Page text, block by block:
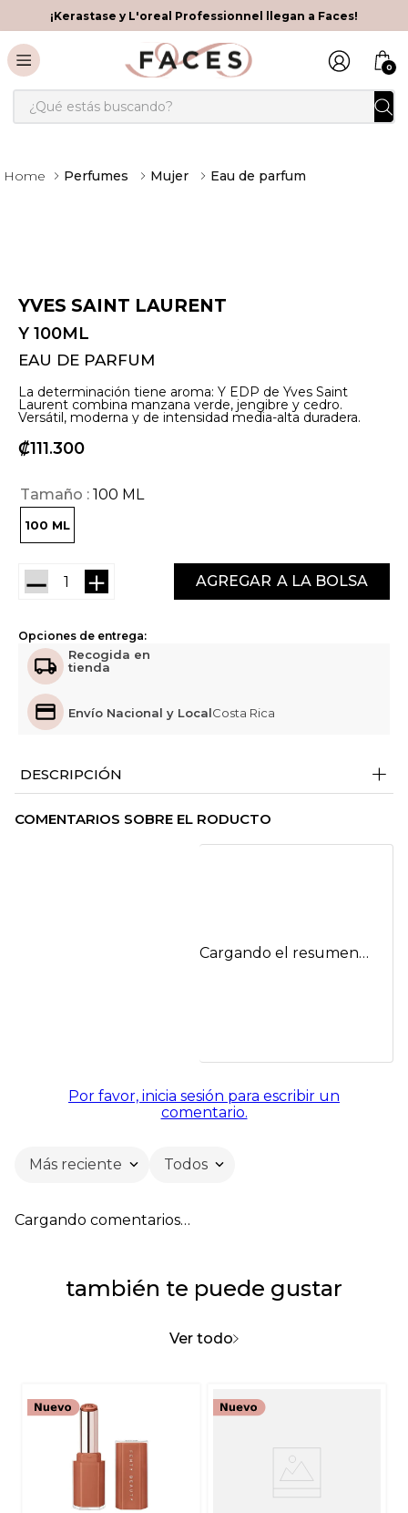
¡Kerastase y L'oreal Professionnel llegan a Faces!
0
¿Qué estás buscando?
Perfumes Mujer Eau de parfum
YVES SAINT LAURENT
Y 100ML
EAU DE PARFUM
La determinación tiene aroma: Y EDP de Yves Saint
Laurent combina manzana verde, jengibre y cedro.
Versátil, moderna y de intensidad media-alta duradera.
₡111 300
Tamaño 100 ML
100 ML
＋
－ AGREGAR
Opciones de entrega:
Recogida en
tienda
Envío Nacional y LocalCosta Rica
DESCRIPCIÓN +
COMENTARIOS SOBRE EL RODUCTO
Cargando el resumen…
Por favor, inicia sesión para escribir un
comentario.
Más reciente Todos
Cargando comentarios…
también te puede gustar
Ver todo